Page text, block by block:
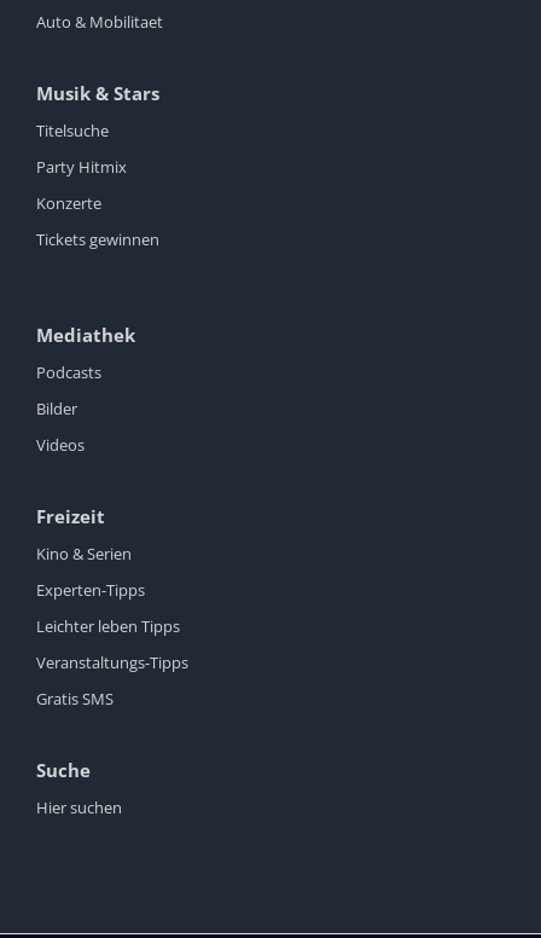
Auto & Mobilitaet
Musik & Stars
Titelsuche
Party Hitmix
Konzerte
Tickets gewinnen
Mediathek
Podcasts
Bilder
Videos
Freizeit
Kino & Serien
Experten-Tipps
Leichter leben Tipps
Veranstaltungs-Tipps
Gratis SMS
Suche
Hier suchen